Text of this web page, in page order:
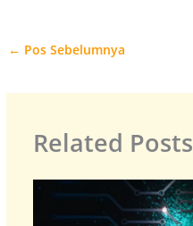
← Pos Sebelumnya
Related Posts